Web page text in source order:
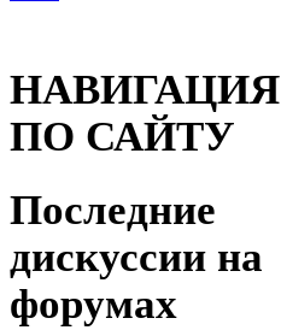
НАВИГАЦИЯ
ПО САЙТУ
Последние
дискуссии на
форумах